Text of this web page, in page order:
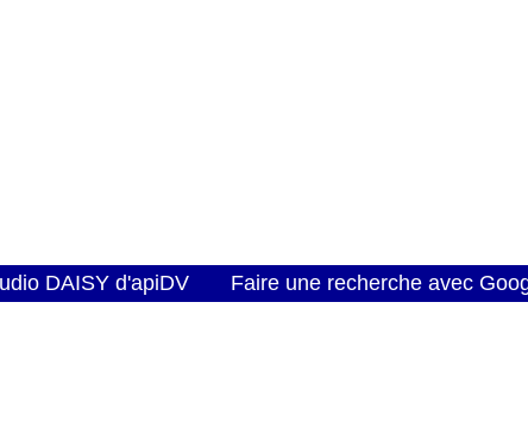
DAISY d'apiDV Faire une recherche avec